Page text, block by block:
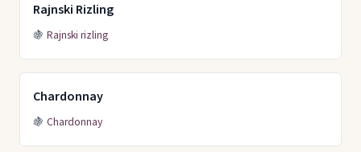
Rajnski Rizling
🍇 Rajnski rizling
Chardonnay
🍇 Chardonnay